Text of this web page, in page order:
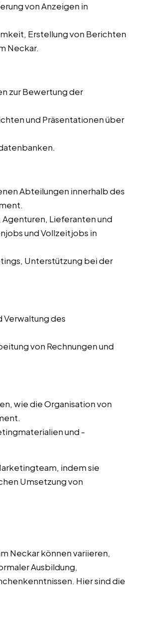
von Anzeigen in
Erstellung von Berichten
Neckar.
zur Bewertung der
und Präsentationen über
Abteilungen innerhalb des
Lieferanten und
und Vollzeitjobs in
Unterstützung bei der
Verwaltung des
von Rechnungen und
wie die Organisation von
und -
indem sie
Umsetzung von
Neckar können variieren,
Ausbildung,
Hier sind die